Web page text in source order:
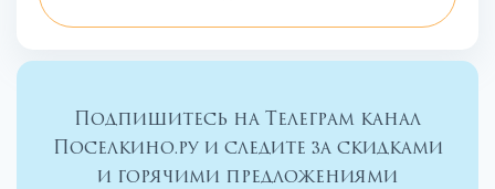
Подпишитесь на Телеграм канал
Поселкино.ру и следите за скидками
и горячими предложениями